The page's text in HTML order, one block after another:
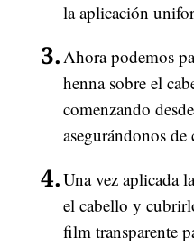
la aplicación
Ahora podemos
henna sobre el
comenzando
asegurándonos de
Una vez aplicada
el cabello y
film transparente